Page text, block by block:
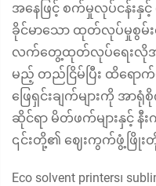
အနေဖြင့် စက်မှုလုပ်ငန်းနှင့်
ခိုင်မာသော ထုတ်လုပ်မှုစွမ်း
လက်တွေ့ထုတ်လုပ်ရေးလိုအပ်
မည့် တည်ငြိမ်ပြီး ထိရော
ဖြေရှင်းချက်များကို အာ
ဆိုင်ရာ မိတ်ဖက်များနှင့် နီး
၎င်းတို့၏ ဈေးကွက်ဖွံ့ဖြိုး
Eco solvent printers၊